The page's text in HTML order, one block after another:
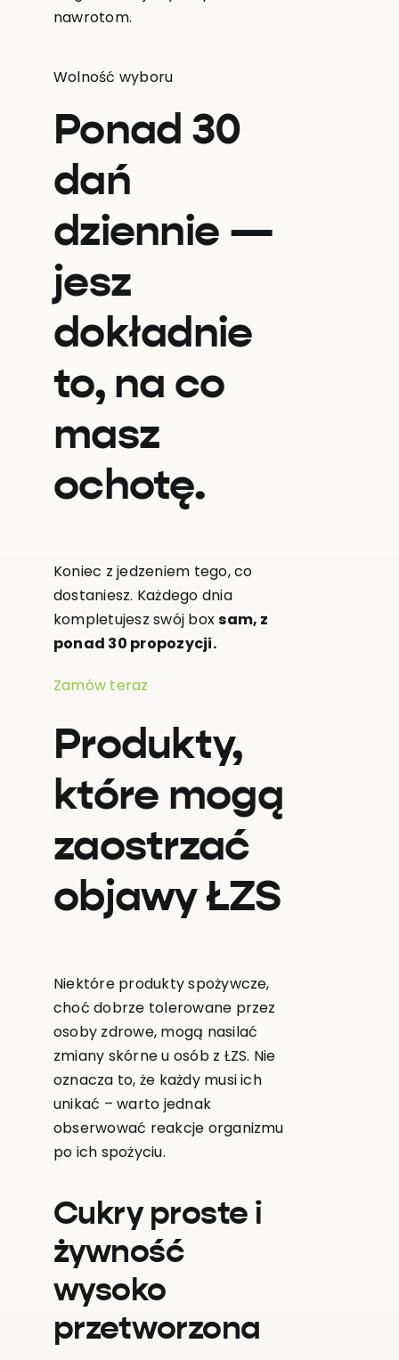
nawrotom.
Wolność wyboru
Ponad 30
dań
dziennie —
jesz
dokładnie
to, na co
masz
ochotę.
Koniec z jedzeniem tego, co
dostaniesz. Każdego dnia
kompletujesz swój boxsam, z
ponad 30 propozycji.
Zamów teraz
Produkty,
które mogą
zaostrzać
objawy ŁZS
Niektóre produkty spożywcze,
choć dobrze tolerowane przez
osoby zdrowe, mogą nasilać
zmiany skórne u osób z ŁZS. Nie
oznacza to, że każdy musi ich
unikać – warto jednak
obserwować reakcje organizmu
po ich spożyciu.
Cukry proste i
żywność
wysoko
przetworzona